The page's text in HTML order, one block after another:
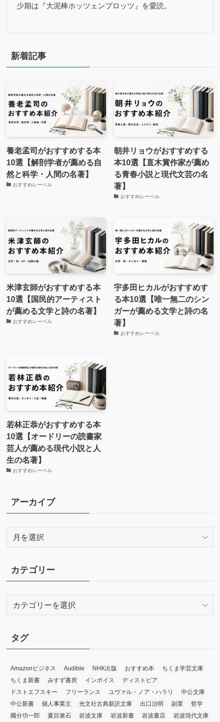
少期は『大泥棒ホッツェンプロッツ』を愛読。
新着記事
養老孟司がおすすめする本
10選【解剖学者が薦める自
然と科学・人間の名著】
おすすめレーベル
朝井リョウがおすすめする
本10選【直木賞作家が薦め
る青春小説と現代文芸の名
著】
おすすめレーベル
米津玄師がおすすめする本
10選【国民的アーティスト
が薦める文学と詩の名著】
おすすめレーベル
宇多田ヒカルがおすすめす
る本10選【唯一無二のシン
ガーが薦める文学と詩の名
著】
おすすめレーベル
若林正恭がおすすめする本
10選【オードリーの読書家
芸人が薦める現代小説と人
生の名著】
おすすめレーベル
アーカイブ
イ
ブ
カテゴリー
リ
ー
タグ
Amazonビジネス Audible NHK出版 おすすめ本
ちくま学芸文庫
ちくま新書
みすず書房 インボイス
ディストピア
ドストエフスキー
フリーランス ユヴァル・ノア・ハラリ
中公文庫
中公新書
個人事業主 光文社古典新訳文庫 出口治明 副業
哲学
國分功一郎
夏目漱石 岩波文庫 岩波新書 岩波書店 岩波現代文庫